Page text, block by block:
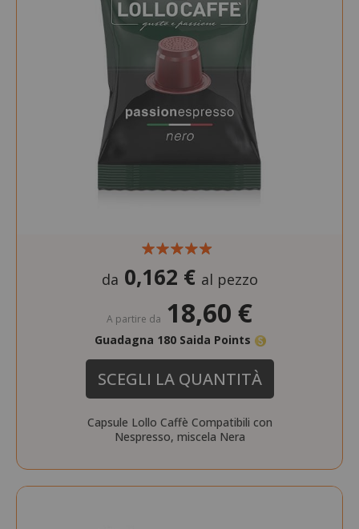
da 0,162 € al pezzo
A partire da 18,60 €
Guadagna 180 Saida Points
SCEGLI LA QUANTITÀ
Capsule Lollo Caffè Compatibili con
Nespresso, miscela Nera